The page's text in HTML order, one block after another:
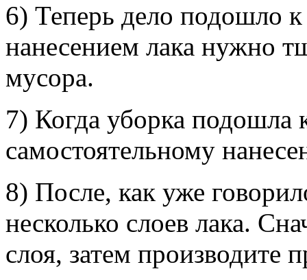
6) Теперь дело подошло
нанесением лака нужно
мусора.
7) Когда уборка подошла
самостоятельному
8) После, как уже
несколько слоев лака.
слоя, затем